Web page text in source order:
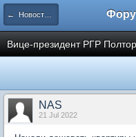
← Новости рынка недвижимости
Вице-президент РГР
NAS
21 Jul 2022